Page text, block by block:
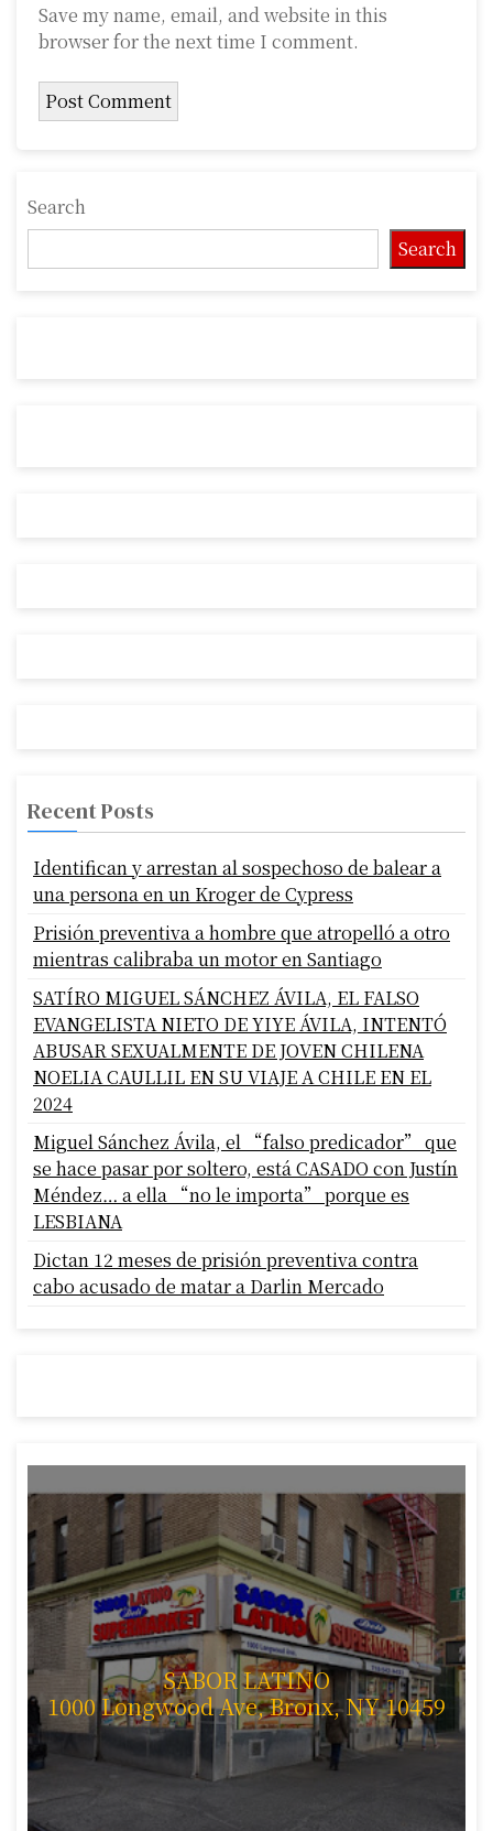
Save my name, email, and website in this
browser for the next time I comment.
Search
Search
Recent Posts
Identifican y arrestan al sospechoso de balear a
una persona en un Kroger de Cypress
Prisión preventiva a hombre que atropelló a otro
mientras calibraba un motor en Santiago
SATÍRO MIGUEL SÁNCHEZ ÁVILA, EL FALSO
EVANGELISTA NIETO DE YIYE ÁVILA, INTENTÓ
ABUSAR SEXUALMENTE DE JOVEN CHILENA
NOELIA CAULLIL EN SU VIAJE A CHILE EN EL
2024
Miguel Sánchez Ávila, el “falso predicador” que
se hace pasar por soltero, está CASADO con Justín
Méndez… a ella “no le importa” porque es
LESBIANA
Dictan 12 meses de prisión preventiva contra
cabo acusado de matar a Darlin Mercado
SABOR LATINO
1000 Longwood Ave, Bronx, NY 10459